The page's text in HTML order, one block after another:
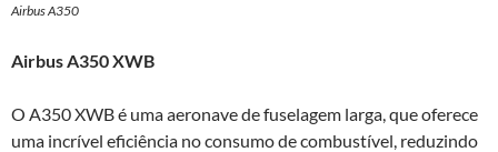
Airbus A350
Airbus A350 XWB
O A350 XWB é uma aeronave de fuselagem larga, que oferece
uma incrível eficiência no consumo de combustível, reduzindo